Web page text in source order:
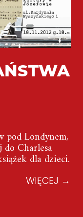
pod Londynem,
do Charlesa
dla dzieci.
WIĘCEJ →